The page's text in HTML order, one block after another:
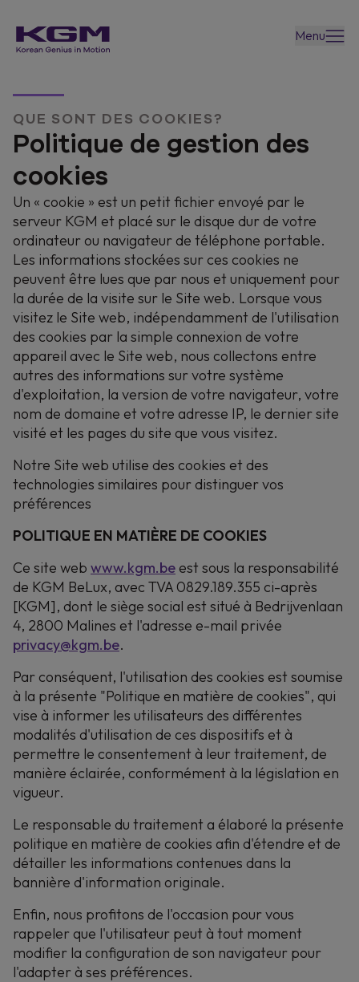
Menu
QUE SONT DES COOKIES?
Politique de gestion des
cookies
Un « cookie » est un petit fichier envoyé par le
serveur KGM et placé sur le disque dur de votre
ordinateur ou navigateur de téléphone portable.
Les informations stockées sur ces cookies ne
peuvent être lues que par nous et uniquement pour
la durée de la visite sur le Site web. Lorsque vous
visitez le Site web, indépendamment de l'utilisation
des cookies par la simple connexion de votre
appareil avec le Site web, nous collectons entre
autres des informations sur votre système
d'exploitation, la version de votre navigateur, votre
nom de domaine et votre adresse IP, le dernier site
visité et les pages du site que vous visitez.
Notre Site web utilise des cookies et des
technologies similaires pour distinguer vos
préférences
POLITIQUE EN MATIÈRE DE COOKIES
Ce site web www.kgm.be est sous la responsabilité
de KGM BeLux, avec TVA0829.189.355 ci-après
[KGM], dont le siège social est situé à Bedrijvenlaan
4, 2800 Malines et l'adresse e-mail privée
privacy@kgm.be.
Par conséquent, l'utilisation des cookies est soumise
à la présente "Politique en matière de cookies", qui
vise à informer les utilisateurs des différentes
modalités d'utilisation de ces dispositifs et à
permettre le consentement à leur traitement, de
manière éclairée, conformément à la législation en
vigueur.
Le responsable du traitement a élaboré la présente
politique en matière de cookies afin d'étendre et de
détailler les informations contenues dans la
bannière d'information originale.
Enfin, nous profitons de l'occasion pour vous
rappeler que l'utilisateur peut à tout moment
modifier la configuration de son navigateur pour
l'adapter à ses préférences.